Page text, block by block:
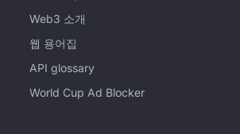
Web3 소개
웹 용어집
API glossary
World Cup Ad Blocker